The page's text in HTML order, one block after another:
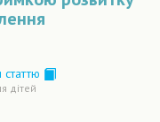
статтю
дітей